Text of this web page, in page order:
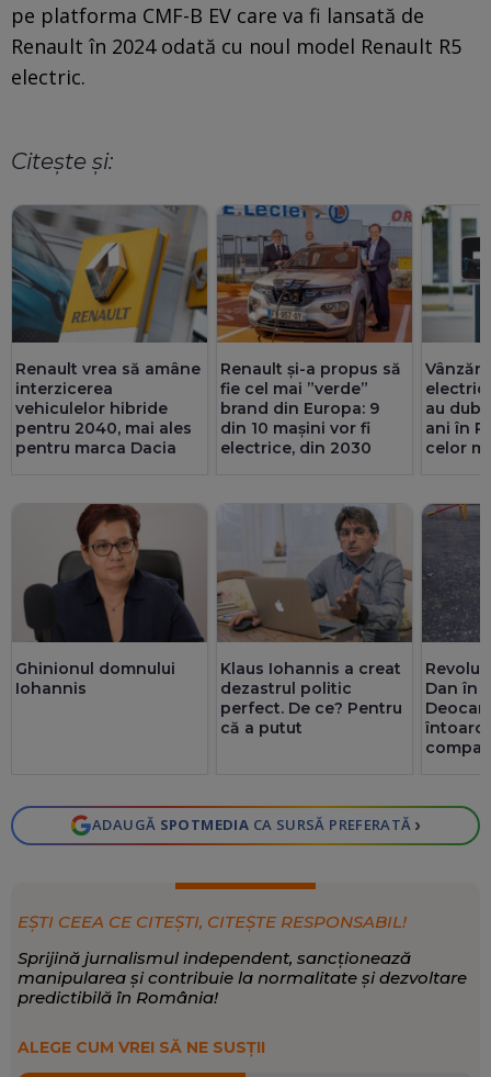
pe platforma CMF-B EV care va fi lansată de
Renault în 2024 odată cu noul model Renault R5
electric.
Citește și:
Renault vrea să amâne
interzicerea
vehiculelor hibride
pentru 2040, mai ales
pentru marca Dacia
Renault și-a propus să
fie cel mai ”verde”
brand din Europa: 9
din 10 mașini vor fi
electrice, din 2030
au
ani în
celor
Ghinionul domnului
Iohannis
Klaus Iohannis a creat
dezastrul politic
perfect. De ce? Pentru
că a putut
Dan în
ADAUGĂ SPOTMEDIA CA SURSĂ PREFERATĂ ›
EȘTI CEEA CE CITEȘTI, CITEȘTE RESPONSABIL!
Sprijină jurnalismul independent, sancționează
manipularea și contribuie la normalitate și dezvoltare
predictibilă în România!
ALEGE CUM VREI SĂ NE SUSȚII